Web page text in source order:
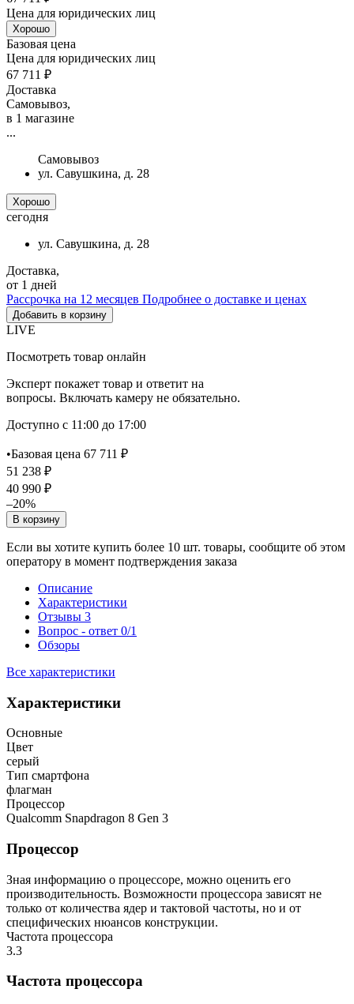
Цена для юридических лиц
Хорошо
Базовая цена
Цена для юридических лиц
67 711 ₽
Доставка
Самовывоз,
в 1 магазине
...
Самовывоз
ул. Савушкина, д. 28
Хорошо
сегодня
ул. Савушкина, д. 28
Доставка,
от 1 дней
Рассрочка на 12 месяцев Подробнее о доставке и ценах
Добавить в корзину
LIVE
Посмотреть товар онлайн
Эксперт покажет товар и ответит на
вопросы. Включать камеру не обязательно.
Доступно с 11:00 до 17:00
•Базовая цена 67 711 ₽
51 238 ₽
40 990 ₽
–20%
В корзину
Если вы хотите купить более 10 шт. товары, сообщите об этом
оператору в момент подтверждения заказа
Описание
Характеристики
Отзывы 3
Вопрос - ответ 0/1
Обзоры
Все характеристики
Характеристики
Основные
Цвет
серый
Тип смартфона
флагман
Процессор
Qualcomm Snapdragon 8 Gen 3
Процессор
Зная информацию о процессоре, можно оценить его
производительность. Возможности процессора зависят не
только от количества ядер и тактовой частоты, но и от
специфических нюансов конструкции.
Частота процессора
3.3
Частота процессора